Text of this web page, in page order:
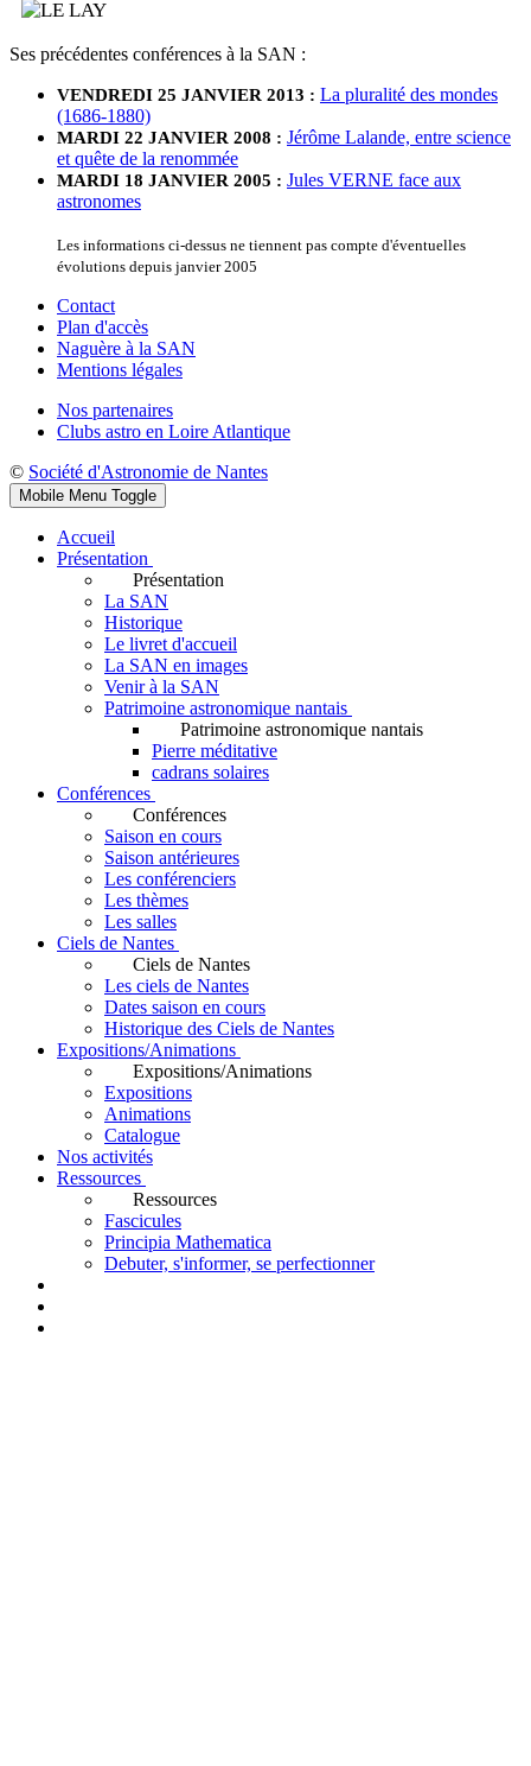
Ses précédentes conférences à la SAN :
VENDREDI 25 JANVIER 2013 : La pluralité des mondes
(1686-1880)
MARDI 22 JANVIER 2008 : Jérôme Lalande, entre science
et quête de la renommée
MARDI 18 JANVIER 2005 : Jules VERNE face aux
astronomes
Les informations ci-dessus ne tiennent pas compte d'éventuelles
évolutions depuis janvier 2005
Contact
Plan d'accès
Naguère à la SAN
Mentions légales
Nos partenaires
Clubs astro en Loire Atlantique
© Société d'Astronomie de Nantes
Mobile Menu Toggle
Accueil
Présentation
Présentation
La SAN
Historique
Le livret d'accueil
La SAN en images
Venir à la SAN
Patrimoine astronomique nantais
Patrimoine astronomique nantais
Pierre méditative
cadrans solaires
Conférences
Conférences
Saison en cours
Saison antérieures
Les conférenciers
Les thèmes
Les salles
Ciels de Nantes
Ciels de Nantes
Les ciels de Nantes
Dates saison en cours
Historique des Ciels de Nantes
Expositions/Animations
Expositions/Animations
Expositions
Animations
Catalogue
Nos activités
Ressources
Ressources
Fascicules
Principia Mathematica
Debuter, s'informer, se perfectionner